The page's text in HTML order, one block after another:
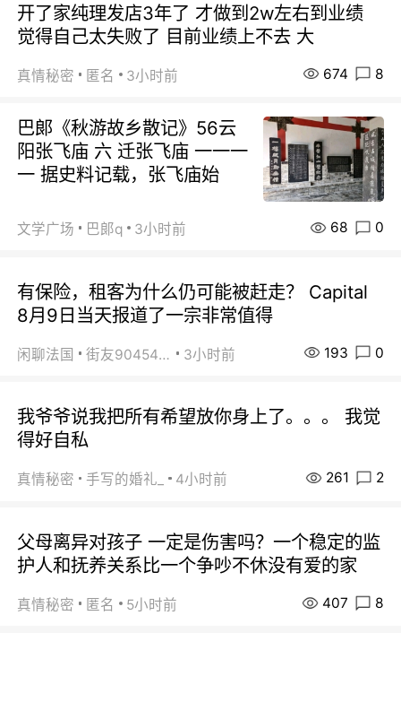
开了家纯理发店3年了 才做到2w左右到业绩
觉得自己太失败了 目前业绩上不去 大
真情秘密 匿名 3小时前 674 8
巴郞《秋游故乡散记》56云
阳张飞庙 六 迁张飞庙 一一一
一 据史料记载，张飞庙始
文学广场 巴郞q 3小时前 68 0
有保险，租客为什么仍可能被赶走？ Capital
8月9日当天报道了一宗非常值得
闲聊法国 街友90454511 3小时前 193 0
我爷爷说我把所有希望放你身上了。。。 我觉
得好自私
真情秘密 手写的婚礼_ 4小时前 261 2
父母离异对孩子 一定是伤害吗？一个稳定的监
护人和抚养关系比一个争吵不休没有爱的家
真情秘密 匿名 5小时前 407 8